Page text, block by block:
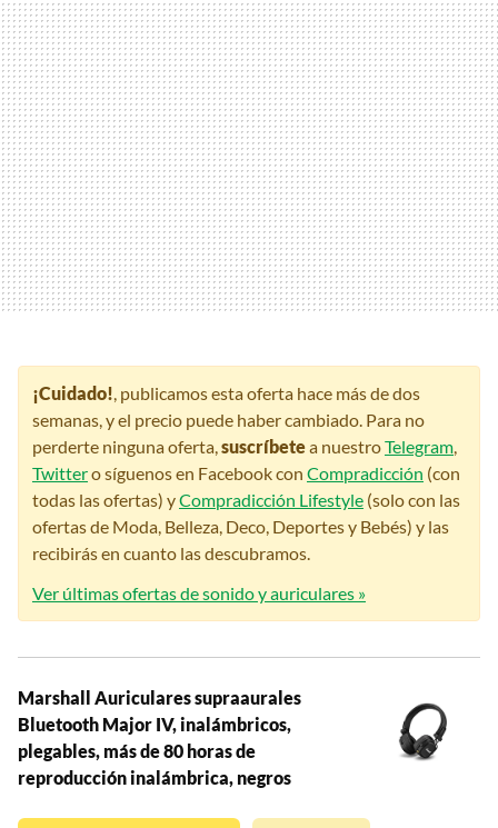
¡Cuidado!, publicamos esta oferta hace más de dos
semanas, y el precio puede haber cambiado. Para no
perderte ninguna oferta,suscríbetea nuestroTelegram,
Twittero síguenos en Facebook con Compradicción (con
todas las ofertas) yCompradicción Lifestyle (solo con las
ofertas de Moda, Belleza, Deco, Deportes y Bebés) y las
recibirás en cuanto las descubramos.
Ver últimas ofertas de sonido y auriculares »
Marshall Auriculares supraaurales
Bluetooth Major IV, inalámbricos,
plegables, más de 80 horas de
reproducción inalámbrica, negros